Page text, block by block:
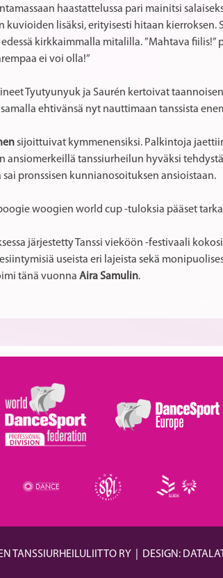
haastattelussa pari mainitsi
kuvioiden lisäksi, erityisesti hitaan kierroksen.
kirkkaimmalla mitalilla. ”Mahtava fiilis!”
ei voi olla!”
Tyutyunyuk ja Saurén kertoivat
ehtivänsä nyt nauttimaan tanssista
sijoittuivat kymmenensiksi. Palkintoja
ansiomerkeillä tanssiurheilun hyväksi
pronssisen kunnianosoituksen ansioistaan.
woogien world cup -tuloksia pääset
järjestetty Tanssi vieköön -festivaali
useista eri lajeista sekä
tänä vuonna Aira Samulin.
TANSSIURHEILULIITTO RY DESIGN: